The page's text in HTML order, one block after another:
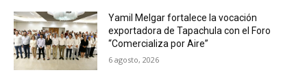
Yamil Melgar fortalece la vocación
exportadora de Tapachula con el Foro
“Comercializa por Aire”
6 agosto, 2026